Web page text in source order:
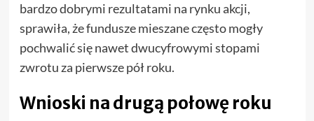
bardzo dobrymi rezultatami na rynku akcji,
sprawiła, że fundusze mieszane często mogły
pochwalić się nawet dwucyfrowymi stopami
zwrotu za pierwsze pół roku.
Wnioski na drugą połowę roku